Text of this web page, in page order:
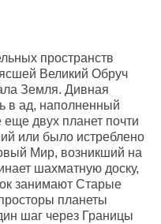
пространств
Великий Обруч
Земля. Дивная
в ад, наполненный
двух планет почти
или было истреблено
Мир, возникший на
шахматную доску,
занимают Старые
планеты
шаг через Границы